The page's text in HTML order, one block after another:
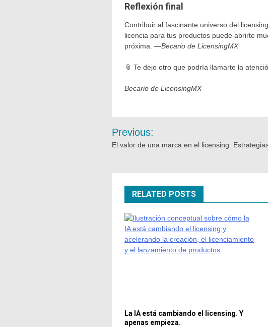
Reflexión final
Contribuir al fascinante universo del
licencia para tus productos puede abrirte
próxima. —Becario de LicensingMX
📎 Te dejo otro que podría llamarte la
Becario de LicensingMX
Previous:
El valor de una marca en el licensing:
RELATED POSTS
La IA está cambiando el licensing. Y
apenas empieza.